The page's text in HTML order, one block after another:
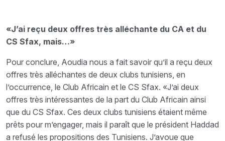
«J’ai reçu deux offres très alléchante du CA et du
CS Sfax, mais…»
Pour conclure, Aoudia nous a fait savoir qu’il a reçu deux
offres très alléchantes de deux clubs tunisiens, en
l’occurrence, le Club Africain et le CS Sfax. «J’ai deux
offres très intéressantes de la part du Club Africain ainsi
que du CS Sfax. Ces deux clubs tunisiens étaient même
prêts pour m’engager, mais il paraît que le président Haddad
a refusé les propositions des Tunisiens. J’avoue que